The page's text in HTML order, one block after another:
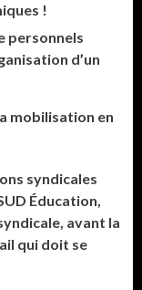
!
personnels
d’un
mobilisation en
syndicales
Éducation,
avant la
qui doit se